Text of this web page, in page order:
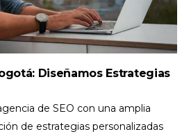
Diseñamos Estrategias
de SEO con una amplia
de estrategias personalizadas